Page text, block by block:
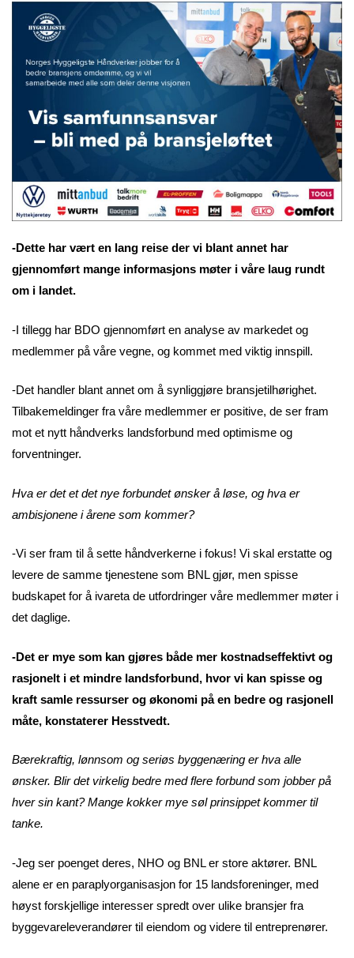
-Dette har vært en lang reise der vi blant annet har
gjennomført mange informasjons møter i våre laug rundt
om i landet.
-I tillegg har BDO gjennomført en analyse av markedet og
medlemmer på våre vegne, og kommet med viktig innspill.
-Det handler blant annet om å synliggjøre bransjetilhørighet.
Tilbakemeldinger fra våre medlemmer er positive, de ser fram
mot et nytt håndverks landsforbund med optimisme og
forventninger.
Hva er det et det nye forbundet ønsker å løse, og hva er
ambisjonene i årene som kommer?
-Vi ser fram til å sette håndverkerne i fokus! Vi skal erstatte og
levere de samme tjenestene som BNL gjør, men spisse
budskapet for å ivareta de utfordringer våre medlemmer møter i
det daglige.
-Det er mye som kan gjøres både mer kostnadseffektivt og
rasjonelt i et mindre landsforbund, hvor vi kan spisse og
kraft samle ressurser og økonomi på en bedre og rasjonell
måte, konstaterer Hesstvedt.
Bærekraftig, lønnsom og seriøs byggenæring er hva alle
ønsker. Blir det virkelig bedre med flere forbund som jobber på
hver sin kant? Mange kokker mye søl prinsippet kommer til
tanke.
-Jeg ser poenget deres, NHO og BNL er store aktører. BNL
alene er en paraplyorganisasjon for 15 landsforeninger, med
høyst forskjellige interesser spredt over ulike bransjer fra
byggevareleverandører til eiendom og videre til entreprenører.